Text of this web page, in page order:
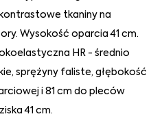
tkaniny na
Wysokość oparcia 41 cm.
HR - średnio
sprężyny faliste, głębokość
i 81 cm do pleców
41 cm.